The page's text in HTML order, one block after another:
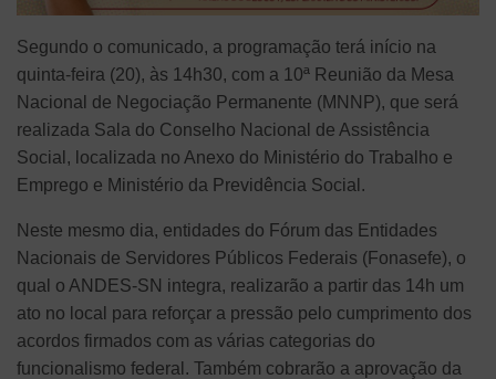
Segundo o comunicado, a programação terá início na
quinta-feira (20), às 14h30, com a 10ª Reunião da Mesa
Nacional de Negociação Permanente (MNNP), que será
realizada Sala do Conselho Nacional de Assistência
Social, localizada no Anexo do Ministério do Trabalho e
Emprego e Ministério da Previdência Social.
Neste mesmo dia, entidades do Fórum das Entidades
Nacionais de Servidores Públicos Federais (Fonasefe), o
qual o ANDES-SN integra, realizarão a partir das 14h um
ato no local para reforçar a pressão pelo cumprimento dos
acordos firmados com as várias categorias do
funcionalismo federal. Também cobrarão a aprovação da